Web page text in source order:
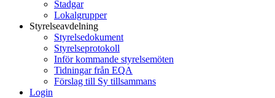
Stadgar
Lokalgrupper
Styrelseavdelning
Styrelsedokument
Styrelseprotokoll
Inför kommande styrelsemöten
Tidningar från EQA
Förslag till Sy tillsammans
Login